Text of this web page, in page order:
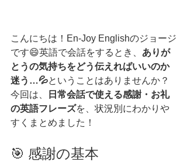
こんにちは！En-Joy Englishのジョージ
です😄英語で会話をするとき、 ありが
とうの気持ちをどう伝えればいいのか
迷う…💦ということはありませんか？
今回は、
日常会話で使える感謝・お礼
の英語フレーズを、状況別にわかりや
すくまとめました！
🎯 感謝の基本